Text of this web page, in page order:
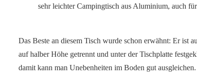
sehr leichter Campingtisch aus Aluminium, auch
Das Beste an diesem Tisch wurde schon erwähnt: Er ist
auf halber Höhe getrennt und unter der Tischplatte
damit kann man Unebenheiten im Boden gut